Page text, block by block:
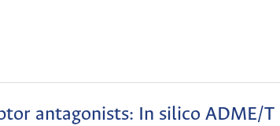
antagonists: In silico ADME/T